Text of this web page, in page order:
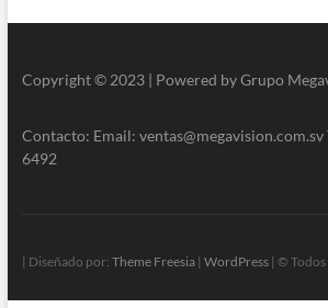
Copyright © 2023 | Powered by Grupo
Contacto: Email:
6492
| Diseñado por: Theme Freesia| WordPress| © Todos